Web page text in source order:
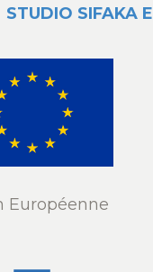
STUDIO SIFAKA
Européenne